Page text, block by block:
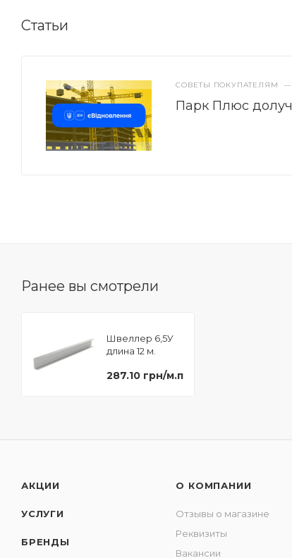
Статьи
СОВЕТЫ ПОКУПАТЕЛЯМ —
Парк Плюс
Ранее вы смотрели
Швеллер 6,5У
длина 12 м.
287.10 грн/м.п
АКЦИИ
УСЛУГИ
БРЕНДЫ
О КОМПАНИИ
Отзывы о магазине
Реквизиты
Вакансии